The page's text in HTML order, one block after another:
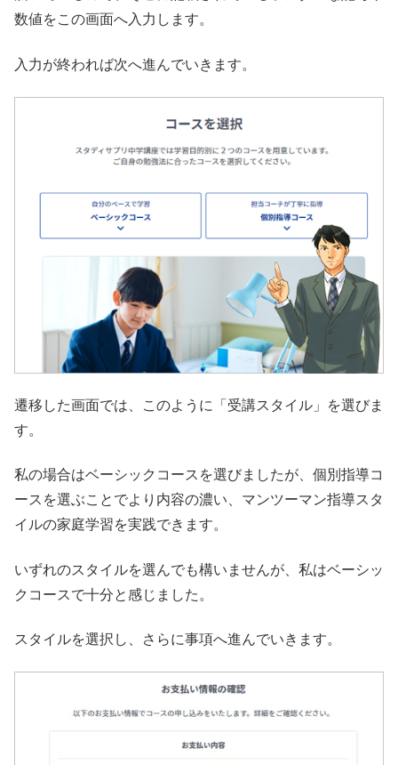
数値をこの画面へ入力します。
入力が終われば次へ進んでいきます。
遷移した画面では、このように「受講スタイル」を選びま
す。
私の場合はベーシックコースを選びましたが、個別指導コ
ースを選ぶことでより内容の濃い、マンツーマン指導スタ
イルの家庭学習を実践できます。
いずれのスタイルを選んでも構いませんが、私はベーシッ
クコースで十分と感じました。
スタイルを選択し、さらに事項へ進んでいきます。